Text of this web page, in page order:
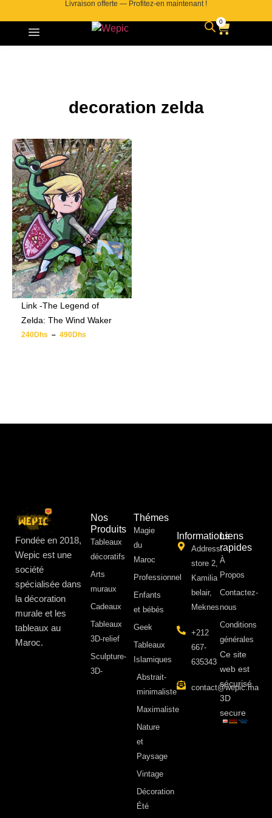
Livraison offerte — Profitez-en maintenant !
0
decoration zelda
Link -The Legend of
Zelda: The Wind Waker
240Dhs – 490Dhs
Fondée en 2018,
Wepic est une
société
spécialisée dans
la décoration
murale et les
tableaux au
Maroc.
Nos
Produits
Tableaux
décoratifs
Arts
muraux
Cadeaux
Tableaux
3D-relief
Sculpture-
3D-
Thémes
Magie
du
Maroc
Professionnel
Enfants
et bébés
Geek
Tableaux
Islamiques
Abstrait-
minimaliste
Maximaliste
Nature
et
Paysage
Vintage
Décoration
Été
Informations
Address:
store 2,
Kamilia
belair,
Meknes
+212
667-
635343
contact@wepic.ma
Liens
rapides
À
Propos ​
Contactez-
nous
Conditions
générales
Ce site
web est
sécurisé
3D
secure